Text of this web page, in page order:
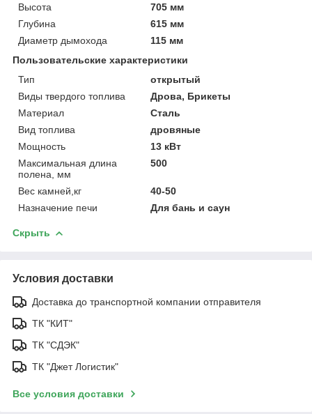
Высота
705 мм
Глубина
615 мм
Диаметр дымохода
115 мм
Пользовательские характеристики
Тип
открытый
Виды твердого топлива
Дрова, Брикеты
Материал
Сталь
Вид топлива
дровяные
Мощность
13 кВт
Максимальная длина
полена, мм
500
Вес камней,кг
40-50
Назначение печи
Для бань и саун
Скрыть
Условия доставки
Доставка до транспортной компании отправителя
ТК "КИТ"
ТК "СДЭК"
ТК "Джет Логистик"
Все условия доставки